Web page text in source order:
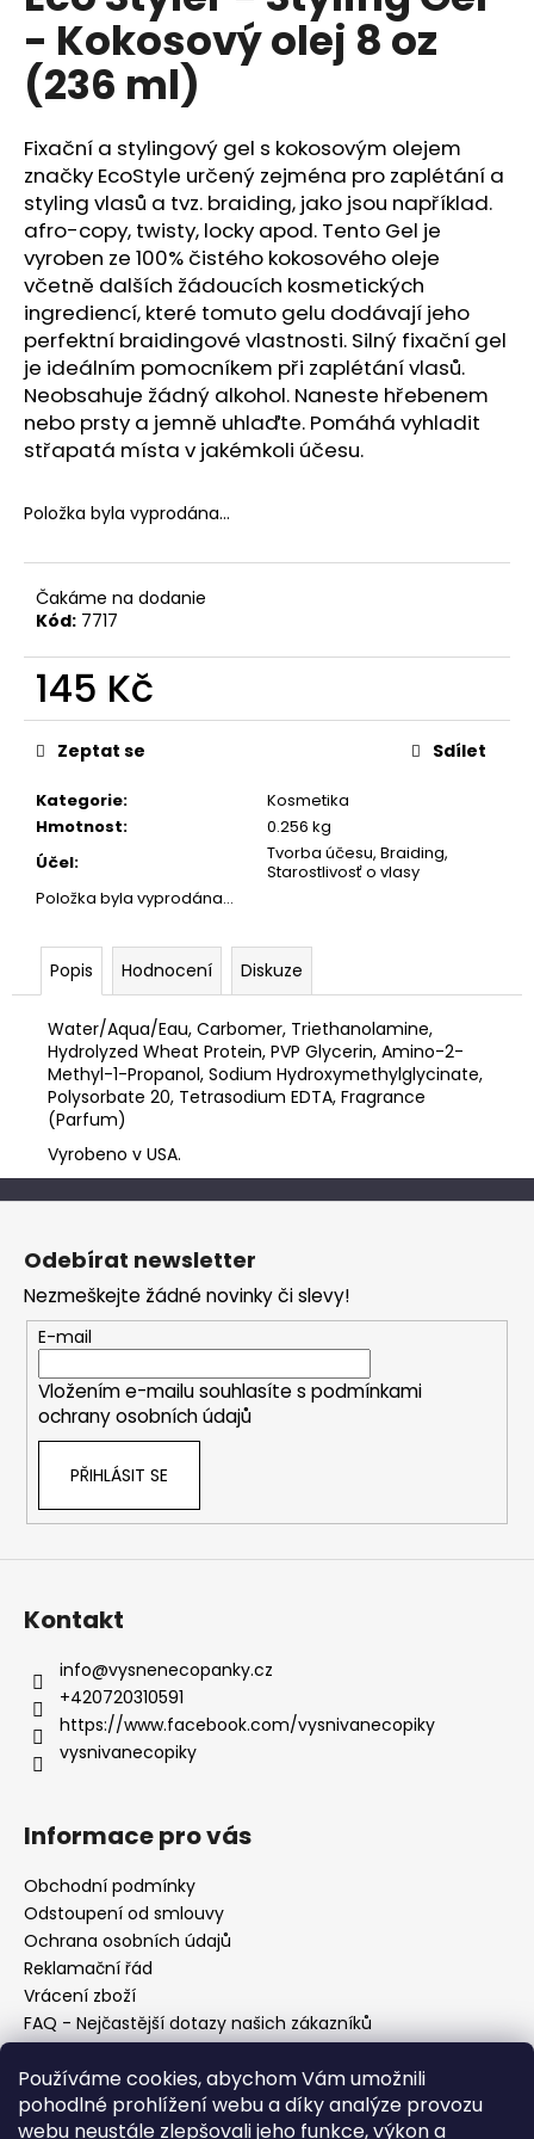
Používáme cookies, abychom Vám umožnili
pohodlné prohlížení webu a díky analýze provozu
webu neustále zlepšovali jeho funkce, výkon a
z
5
hvězdiček.
- Kokosový olej 8 oz
(236 ml)
Fixační a stylingový gel s kokosovým olejem
značky EcoStyle určený zejména pro zaplétání a
styling vlasů a tvz. braiding, jako jsou například.
afro-copy, twisty, locky apod. Tento Gel je
vyroben ze 100% čistého kokosového oleje
včetně dalších žádoucích kosmetických
ingrediencí, které tomuto gelu dodávají jeho
perfektní braidingové vlastnosti. Silný fixační gel
je ideálním pomocníkem při zaplétání vlasů.
Neobsahuje žádný alkohol. Naneste hřebenem
nebo prsty a jemně uhlaďte. Pomáhá vyhladit
střapatá místa v jakémkoli účesu.
Položka byla vyprodána…
Čakáme na dodanie
Kód: 7717
145 Kč
Měrná
cena:
Kategorie:
Kosmetika
Hmotnost:
0.256 kg
Účel:
Tvorba účesu, Braiding,
Starostlivosť o vlasy
Položka byla vyprodána…
Zeptat se Sdílet
Popis Hodnocení Diskuze
Water/Aqua/Eau, Carbomer, Triethanolamine,
Hydrolyzed Wheat Protein, PVP Glycerin, Amino-2-
Methyl-1-Propanol, Sodium Hydroxymethylglycinate,
Polysorbate 20, Tetrasodium EDTA, Fragrance
(Parfum)
Vyrobeno v USA.
a
j
í
?
HLEDAT
D
o
p
o
u
u
e
e
Z
Odebírat newsletter
Nezmeškejte žádné novinky či slevy!
E-mail
Vložením e-mailu souhlasíte s podmínkami
ochrany osobních údajů
PŘIHLÁSIT SE
Kontakt
info@vysnenecopanky.cz
+420720310591
https://www.facebook.com/vysnivanecopiky
vysnivanecopiky
Informace pro vás
Obchodní podmínky
Odstoupení od smlouvy
Ochrana osobních údajů
Reklamační řád
Vrácení zboží
FAQ - Nejčastější dotazy našich zákazníků
Mapa braiderek
Kurz zapletání vlasů
Blog
O nás